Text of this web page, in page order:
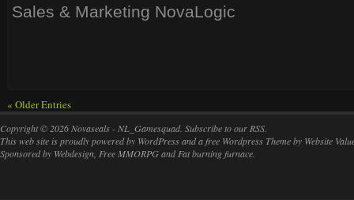
Sales & Marketing NovaLogic
« Older Entries
Copyright © 2026 Novaseals- NL_Gamesquad. Subscribe to our RSS
This web site is proudly powered by WordPressand a free Wordpress Themeby Website
Sponsored by Webdesign Free MMORPGandFat burning furnace